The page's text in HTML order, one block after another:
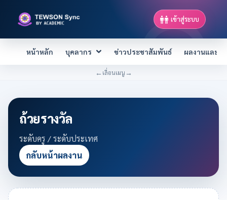
เข้าสู่ระบบ
หน้าหลัก บุคลากร ข่าวประชาสัมพันธ์ ผลงานและค
← เลื่อนเมนู →
ถ้วยรางวัล
ระดับครู / ระดับประเทศ
กลับหน้าผลงาน